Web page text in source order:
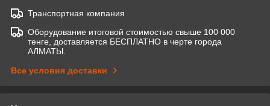
Транспортная компания
Оборудование итоговой стоимостью свыше 100 000
тенге, доставляется БЕСПЛАТНО в черте города
АЛМАТЫ.
Все условия доставки